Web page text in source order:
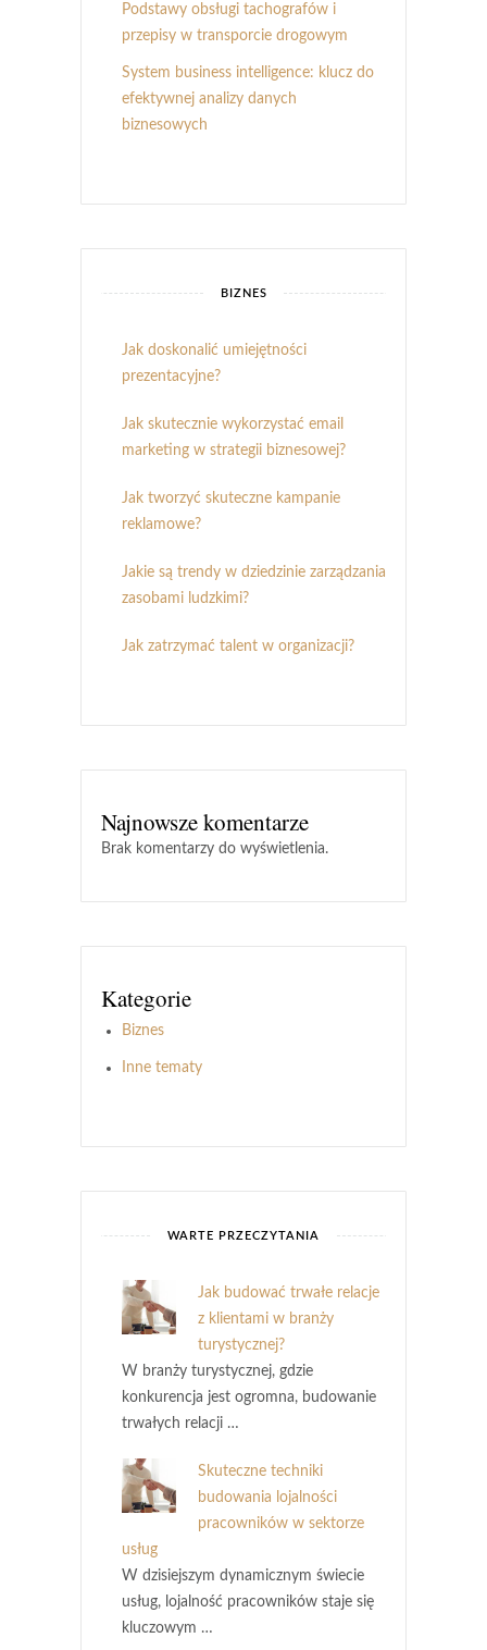
Podstawy obsługi tachografów i
przepisy w transporcie drogowym
System business intelligence: klucz do
efektywnej analizy danych
biznesowych
BIZNES
Jak doskonalić umiejętności
prezentacyjne?
Jak skutecznie wykorzystać email
marketing w strategii biznesowej?
Jak tworzyć skuteczne kampanie
reklamowe?
Jakie są trendy w dziedzinie zarządzania
zasobami ludzkimi?
Jak zatrzymać talent w organizacji?
Najnowsze komentarze
Brak komentarzy do wyświetlenia.
Kategorie
Biznes
Inne tematy
WARTE PRZECZYTANIA
Jak budować trwałe relacje
z klientami w branży
turystycznej?
W branży turystycznej, gdzie
konkurencja jest ogromna, budowanie
trwałych relacji …
Skuteczne techniki
budowania lojalności
pracowników w sektorze
usług
W dzisiejszym dynamicznym świecie
usług, lojalność pracowników staje się
kluczowym …